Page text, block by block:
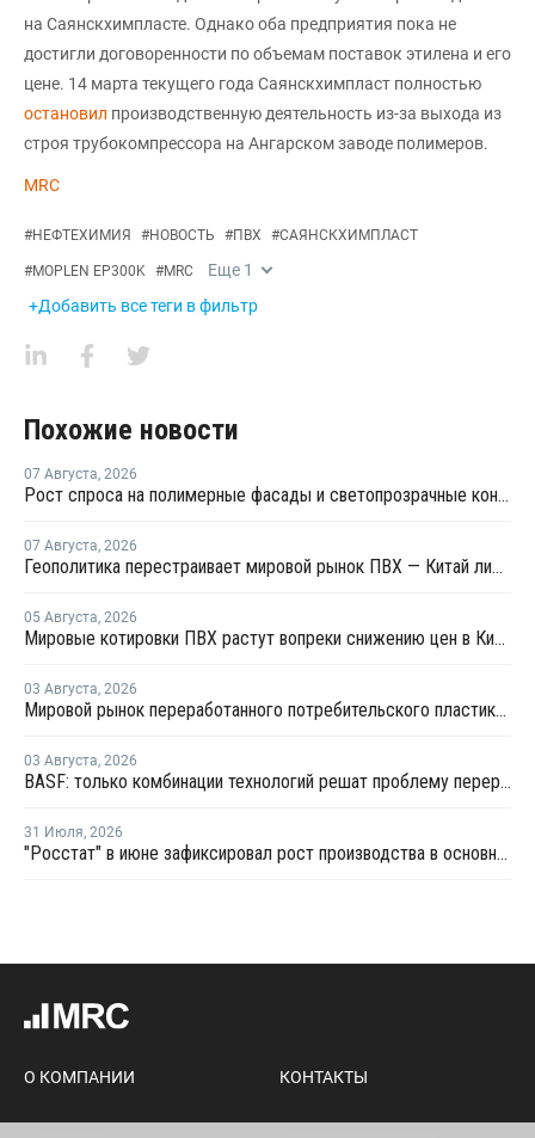
на Саянскхимпласте. Однако оба предприятия пока не
достигли договоренности по объемам поставок этилена и его
цене. 14 марта текущего года Саянскхимпласт полностью
остановил производственную деятельность из-за выхода из
строя трубокомпрессора на Ангарском заводе полимеров.
MRC
#НЕФТЕХИМИЯ #НОВОСТЬ #ПВХ #САЯНСКХИМПЛАСТ
#MOPLEN EP300K #MRC Еще 1
+Добавить все теги в фильтр
Похожие новости
07 Августа, 2026
Рост спроса на полимерные фасады и светопрозрачные конструкции: на "Архстоянии" оценили технический потенциал ПВХ и ПК
07 Августа, 2026
Геополитика перестраивает мировой рынок ПВХ — Китай лидирует в экспорте
05 Августа, 2026
Мировые котировки ПВХ растут вопреки снижению цен в Китае
03 Августа, 2026
Мировой рынок переработанного потребительского пластика к 2033 году вырастет в два раза
03 Августа, 2026
BASF: только комбинации технологий решат проблему переработки инженерных пластиков
31 Июля, 2026
"Росстат" в июне зафиксировал рост производства в основных группах пластмасс
О КОМПАНИИ КОНТАКТЫ